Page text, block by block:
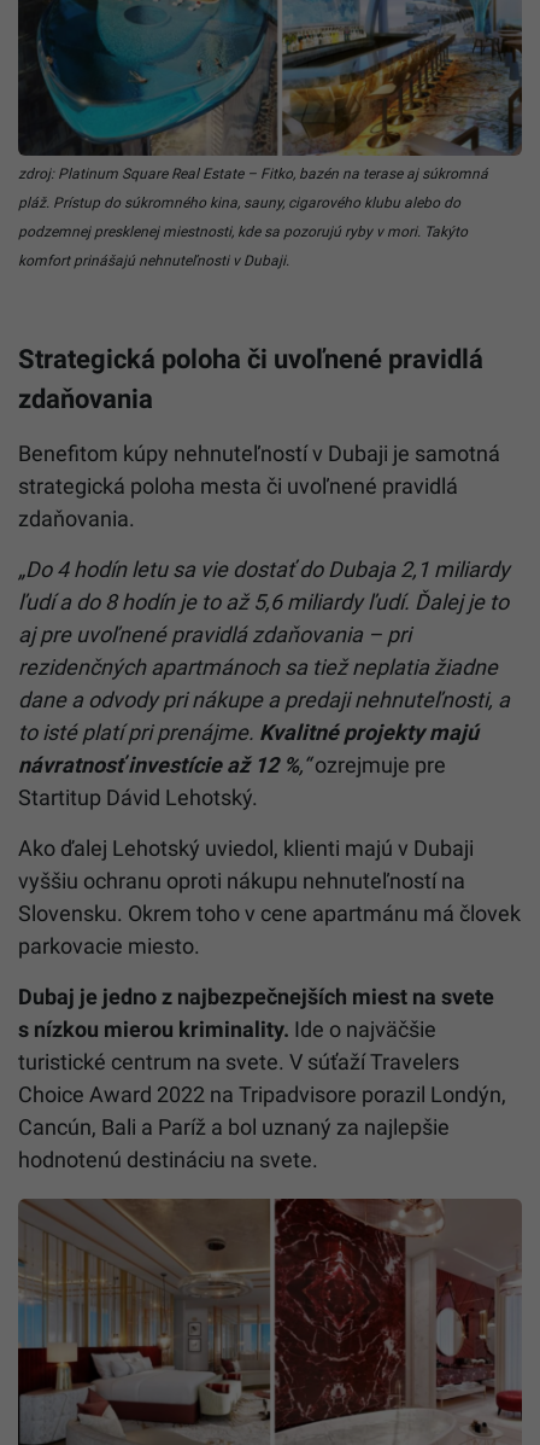
zdroj: Platinum Square Real Estate – Fitko, bazén na terase aj súkromná
pláž. Prístup do súkromného kina, sauny, cigarového klubu alebo do
podzemnej presklenej miestnosti, kde sa pozorujú ryby v mori. Takýto
komfort prinášajú nehnuteľnosti v Dubaji.
Strategická poloha či uvoľnené pravidlá
zdaňovania
Benefitom kúpy nehnuteľností v Dubaji je samotná
strategická poloha mesta či uvoľnené pravidlá
zdaňovania.
„Do 4 hodín letu sa vie dostať do Dubaja 2,1 miliardy
ľudí a do 8 hodín je to až 5,6 miliardy ľudí. Ďalej je to
aj pre uvoľnené pravidlá zdaňovania – pri
rezidenčných apartmánoch sa tiež neplatia žiadne
dane a odvody pri nákupe a predaji nehnuteľnosti, a
to isté platí pri prenájme. Kvalitné projekty majú
návratnosť investície až 12 %,“ozrejmuje pre
Startitup Dávid Lehotský.
Ako ďalej Lehotský uviedol, klienti majú v Dubaji
vyššiu ochranu oproti nákupu nehnuteľností na
Slovensku. Okrem toho v cene apartmánu má človek
parkovacie miesto.
Dubaj je jedno z najbezpečnejších miest na svete
s nízkou mierou kriminality. Ide o najväčšie
turistické centrum na svete. V súťaží Travelers
Choice Award 2022 na Tripadvisore porazil Londýn,
Cancún, Bali a Paríž a bol uznaný za najlepšie
hodnotenú destináciu na svete.